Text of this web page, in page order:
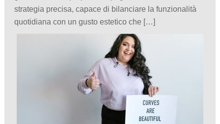
strategia precisa, capace di bilanciare la funzionalità
quotidiana con un gusto estetico che […]